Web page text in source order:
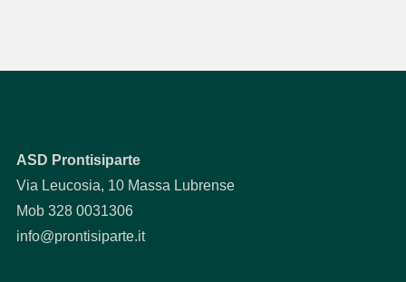
ASD Prontisiparte
Via Leucosia, 10 Massa Lubrense
Mob 328 0031306
info@prontisiparte.it